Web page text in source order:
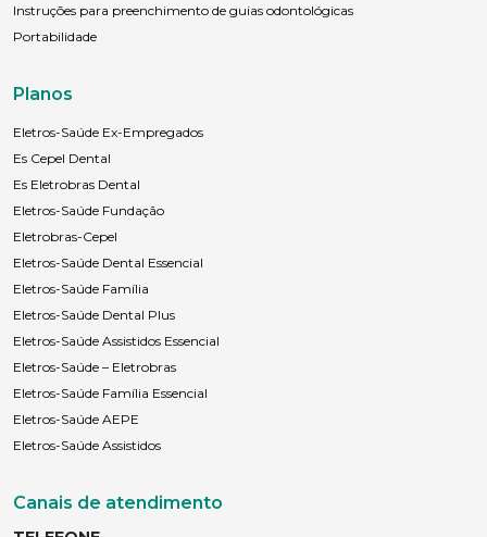
Instruções para preenchimento de guias odontológicas
Portabilidade
Planos
Eletros-Saúde Ex-Empregados
Es Cepel Dental
Es Eletrobras Dental
Eletros-Saúde Fundação
Eletrobras-Cepel
Eletros-Saúde Dental Essencial
Eletros-Saúde Família
Eletros-Saúde Dental Plus
Eletros-Saúde Assistidos Essencial
Eletros-Saúde – Eletrobras
Eletros-Saúde Família Essencial
Eletros-Saúde AEPE
Eletros-Saúde Assistidos
Canais de atendimento